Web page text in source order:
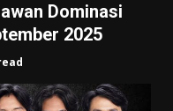
Dominasi
2025